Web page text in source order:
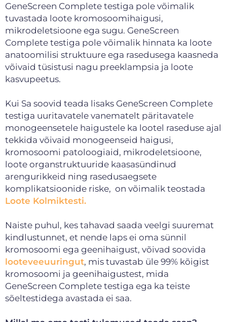
GeneScreen Complete testiga pole võimalik
tuvastada loote kromosoomihaigusi,
mikrodeletsioone ega sugu. GeneScreen
Complete testiga pole võimalik hinnata ka loote
anatoomilisi struktuure ega rasedusega kaasneda
võivaid tüsistusi nagu preeklampsia ja loote
kasvupeetus.
Kui Sa soovid teada lisaks GeneScreen Complete
testiga uuritavatele vanematelt päritavatele
monogeensetele haigustele ka lootel raseduse ajal
tekkida võivaid monogeenseid haigusi,
kromosoomi patoloogiaid, mikrodeletsioone,
loote organstruktuuride kaasasündinud
arengurikkeid ning rasedusaegsete
komplikatsioonide riske, on võimalik teostada
Loote Kolmiktesti.
Naiste puhul, kes tahavad saada veelgi suuremat
kindlustunnet, et nende laps ei oma sünnil
kromosoomi ega geenihaigust, võivad soovida
looteveeuuringut, mis tuvastab üle 99% kõigist
kromosoomi ja geenihaigustest, mida
GeneScreen Complete testiga ega ka teiste
sõeltestidega avastada ei saa.